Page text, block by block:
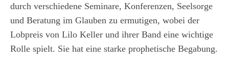
durch verschiedene Seminare, Konferenzen, Seelsorge
und Beratung im Glauben zu ermutigen, wobei der
Lobpreis von Lilo Keller und ihrer Band eine wichtige
Rolle spielt. Sie hat eine starke prophetische Begabung.